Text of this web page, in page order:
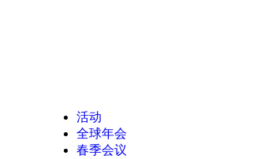
活动
全球年会
春季会议